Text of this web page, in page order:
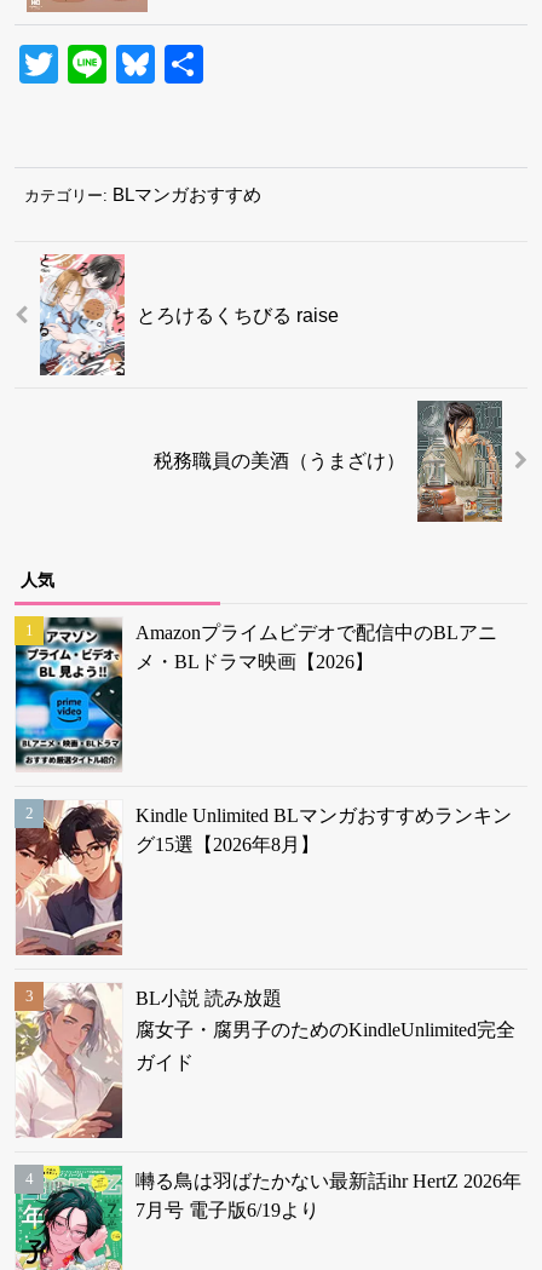
Twitter
LineBluesky
カテゴリー: BLマンガおすすめ
とろけるくちびる raise
税務職員の美酒（うまざけ）
人気
Amazonプライムビデオで配信中のBLアニ
メ・BLドラマ映画【2026】
Kindle Unlimited BLマンガおすすめランキン
グ15選【2026年8月】
BL小説 読み放題
腐女子・腐男子のためのKindleUnlimited完全
ガイド
囀る鳥は羽ばたかない最新話ihr HertZ 2026年
7月号 電子版6/19より